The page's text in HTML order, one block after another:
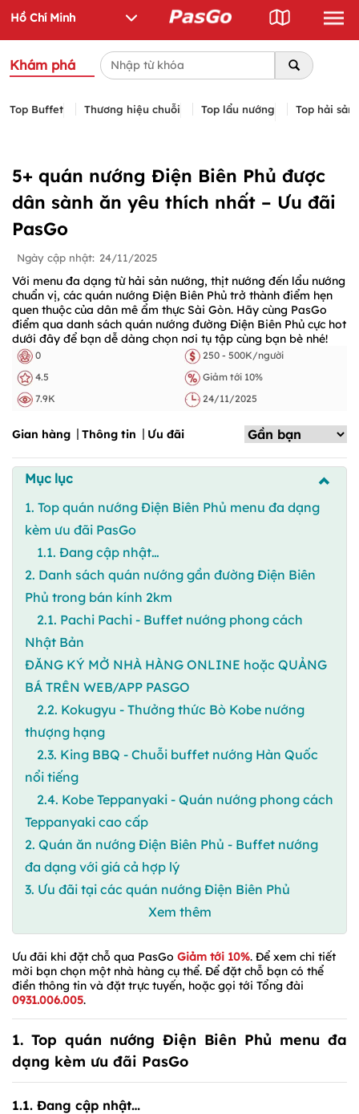
Khám phá
Top Buffet Thương hiệu chuỗi Top lẩu nướng Top hải sản
5+ quán nướng Điện Biên Phủ được
dân sành ăn yêu thích nhất – Ưu đãi
PasGo
Ngày cập nhật: 24/11/2025
Với menu đa dạng từ hải sản nướng, thịt nướng đến lẩu nướng
chuẩn vị, các quán nướng Điện Biên Phủ trở thành điểm hẹn
quen thuộc của dân mê ẩm thực Sài Gòn. Hãy cùng PasGo
điểm qua danh sách quán nướng đường Điện Biên Phủ cực hot
dưới đây để bạn dễ dàng chọn nơi tụ tập cùng bạn bè nhé!
0
250 - 500K/người
4.5
Giảm tới 10%
7.9K
24/11/2025
Gian hàng Thông tin Ưu đãi
Mục lục
1. Top quán nướng Điện Biên Phủ menu đa dạng
kèm ưu đãi PasGo
1.1. Đang cập nhật…
2. Danh sách quán nướng gần đường Điện Biên
Phủ trong bán kính 2km
2.1. Pachi Pachi - Buffet nướng phong cách
Nhật Bản
ĐĂNG KÝ MỞ NHÀ HÀNG ONLINE hoặc QUẢNG
BÁ TRÊN WEB/APP PASGO
2.2. Kokugyu - Thưởng thức Bò Kobe nướng
thượng hạng
2.3. King BBQ - Chuỗi buffet nướng Hàn Quốc
nổi tiếng
2.4. Kobe Teppanyaki - Quán nướng phong cách
Teppanyaki cao cấp
2. Quán ăn nướng Điện Biên Phủ - Buffet nướng
đa dạng với giá cả hợp lý
3. Ưu đãi tại các quán nướng Điện Biên Phủ
Xem thêm
Ưu đãi khi đặt chỗ qua PasGo Giảm tới 10%. Để xem chi tiết
mời bạn chọn một nhà hàng cụ thể. Để đặt chỗ bạn có thể
điền thông tin và đặt trực tuyến, hoặc gọi tới Tổng đài
0931.006.005.
1. Top quán nướng Điện Biên Phủ menu đa
dạng kèm ưu đãi PasGo
1.1. Đang cập nhật…